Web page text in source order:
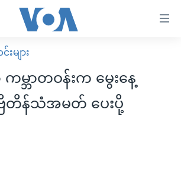
ခု အလွန်
များ
မ္ဘာတဝန်းက မွေးနေ့
တိန်သံအမတ် ပေးပို့